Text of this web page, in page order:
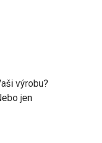
výrobu?
jen